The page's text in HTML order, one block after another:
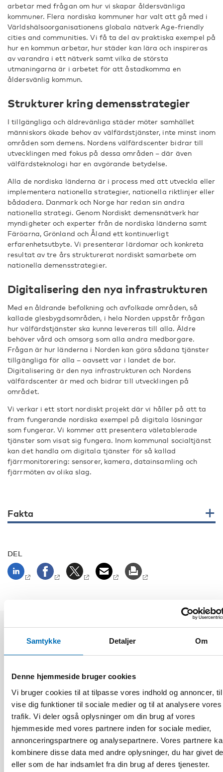
Samtykke Detaljer Om
Denne hjemmeside bruger cookies
Vi bruger cookies til at tilpasse vores indhold og annoncer,
vise dig funktioner til sociale medier og til at analysere vores
trafik. Vi deler også oplysninger om din brug af vores
hjemmeside med vores partnere inden for sociale medier,
annonceringspartnere og analysepartnere. Vores partnere
kombinere disse data med andre oplysninger, du har givet
eller som de har indsamlet fra din brug af deres tjenester.
arbetar med frågan om hur vi skapar åldersvänliga
kommuner. Flera nordiska kommuner har valt att gå med i
Världshälsoorganisationens globala nätverk Age-friendly
cities and communities. Vi få ta del av praktiska exempel på
hur en kommun arbetar, hur städer kan lära och inspireras
av varandra i ett nätverk samt vilka de största
utmaningarna är i arbetet för att åstadkomma en
åldersvänlig kommun.
Strukturer kring demensstrategier
I tillgängliga och äldrevänliga städer möter samhället
människors ökade behov av välfärdstjänster, inte minst inom
områden som demens. Nordens välfärdscenter bidrar till
utvecklingen med fokus på dessa områden – där även
välfärdsteknologi har en avgörande betydelse.
Alla de nordiska länderna är i process med att utveckla eller
implementera nationella strategier, nationella riktlinjer eller
bådadera. Danmark och Norge har redan sin andra
nationella strategi. Genom Nordiskt demensnätverk har
myndigheter och experter från de nordiska länderna samt
Färöarna, Grönland och Åland ett kontinuerligt
erfarenhetsutbyte. Vi presenterar lärdomar och konkreta
resultat av tre års strukturerat nordiskt samarbete om
nationella demensstrategier.
Digitalisering den nya infrastrukturen
Med en åldrande befolkning och avfolkade områden, så
kallade glesbygdsområden, i hela Norden uppstår frågan
hur välfärdstjänster ska kunna levereras till alla. Äldre
behöver vård och omsorg som alla andra medborgare.
Frågan är hur länderna i Norden kan göra sådana tjänster
tillgängliga för alla – oavsett var i landet de bor.
Digitalisering är den nya infrastrukturen och Nordens
välfärdscenter är med och bidrar till utvecklingen på
området.
Vi verkar i ett stort nordiskt projekt där vi håller på att ta
fram fungerande nordiska exempel på digitala lösningar
som fungerar. Vi kommer att presentera väletablerade
tjänster som visat sig fungera. Inom kommunal socialtjänst
kan det handla om digitala tjänster för så kallad
fjärrmonitorering: sensorer, kamera, datainsamling och
fjärrmöten av olika slag.
Fakta
DEL
Relaterede nyheder